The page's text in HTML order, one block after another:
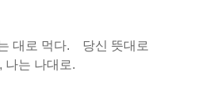
대로 먹다. 당신 뜻대로
는 나대로.